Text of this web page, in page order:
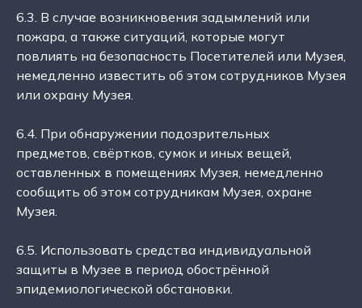
6.3. В случае возникновения задымлений или
пожара, а также ситуаций, которые могут
повлиять на безопасность Посетителей или Музея,
немедленно известить об этом сотрудников Музея
или охрану Музея.
6.4. При обнаружении подозрительных
предметов, свёртков, сумок и иных вещей,
оставленных в помещениях Музея, немедленно
сообщить об этом сотрудникам Музея, охране
Музея.
6.5. Использовать средства индивидуальной
защиты в Музее в период обострённой
эпидемиологической обстановки.